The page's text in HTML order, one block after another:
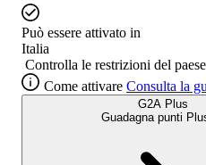
Può essere attivato in
Italia
Controlla le restrizioni del paese
Come attivare Consulta la
G2A Plus
Guadagna punti